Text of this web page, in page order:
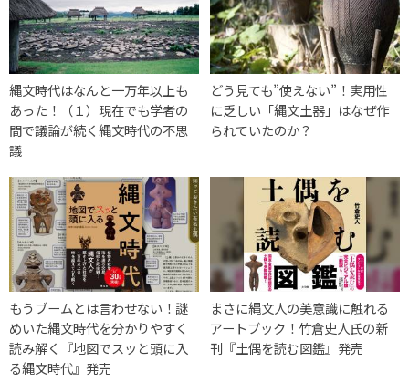
縄文時代はなんと一万年以上も
あった！（１）現在でも学者の
間で議論が続く縄文時代の不思
議
どう見ても”使えない”！実用性
に乏しい「縄文土器」はなぜ作
られていたのか？
もうブームとは言わせない！謎
めいた縄文時代を分かりやすく
読み解く『地図でスッと頭に入
る縄文時代』発売
まさに縄文人の美意識に触れる
アートブック！竹倉史人氏の新
刊『土偶を読む図鑑』発売